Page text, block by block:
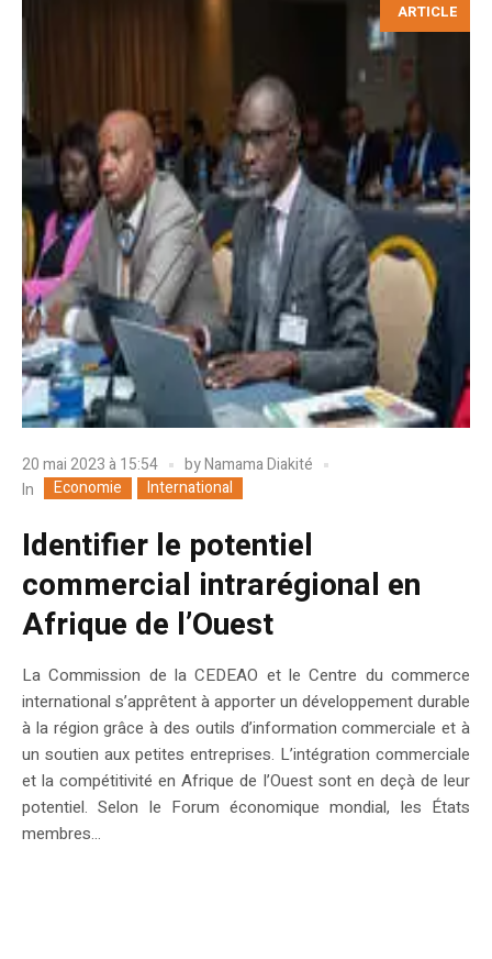
ARTICLE
20 mai 2023 à 15:54 byNamama Diakité
In
Economie International
Identifier le potentiel
commercial intrarégional en
Afrique de l’Ouest
La Commission de la CEDEAO et le Centre du commerce
international s’apprêtent à apporter un développement durable
à la région grâce à des outils d’information commerciale et à
un soutien aux petites entreprises. L’intégration commerciale
et la compétitivité en Afrique de l’Ouest sont en deçà de leur
potentiel. Selon le Forum économique mondial, les États
membres...